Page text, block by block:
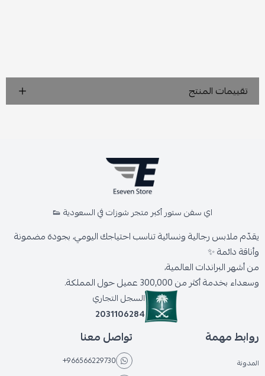
تقييمات المنتج
اي سفن ستور أكبر متجر شوزات في السعودية 👟
يقدّم ملابس رجالية ونسائية تناسب احتياجك اليومي، بجودة مضمونة
وأناقة دائمة ✨
من أشهر البراندات العالمية،
وسعداء بخدمة أكثر من 300,000 عميل حول المملكة.
السجل التجاري
2031106284
روابط مهمة
المدونة
تواصل معنا
+966566229730